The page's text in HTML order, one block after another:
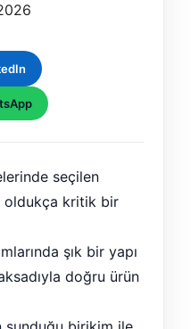
seçilen
oldukça kritik bir
şık bir yapı
doğru ürün